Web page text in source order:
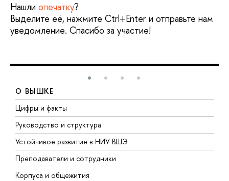
Нашли опечатку?
Выделите её, нажмите Ctrl+Enter и отправьте нам
уведомление. Спасибо за участие!
О ВЫШКЕ
Цифры и факты
Руководство и структура
Устойчивое развитие в НИУ ВШЭ
Преподаватели и сотрудники
Корпуса и общежития